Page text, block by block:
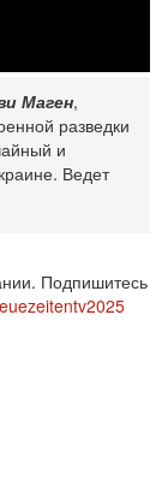
Маген,
разведки
и
Ведет
Подпишитесь